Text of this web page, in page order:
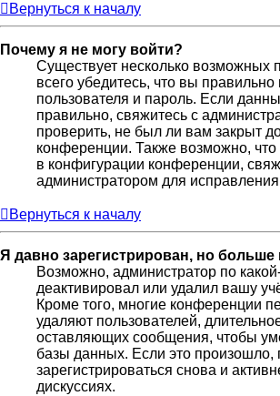
Вернуться к началу
Почему я не могу войти?
Существует несколько возможных
всего убедитесь, что вы
пользователя и пароль. Если
правильно, свяжитесь с
проверить, не был ли вам закрыт
конференции. Также возможно,
в конфигурации конференции,
администратором для исправления
Вернуться к началу
Я давно зарегистрирован, но больше
Возможно, администратор по
деактивировал или удалил вашу
Кроме того, многие конференции
удаляют пользователей,
оставляющих сообщения, чтобы
базы данных. Если это произошло,
зарегистрироваться снова и
дискуссиях.